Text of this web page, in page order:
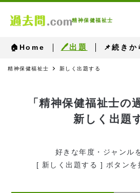
精神保健福祉士
🏠Home 🖊出題 📌続きか
精神保健福祉士 新しく出題する
「精神保健福祉士の
新しく出題
好きな年度・ジャンル
[ 新しく出題する ] ボタンを